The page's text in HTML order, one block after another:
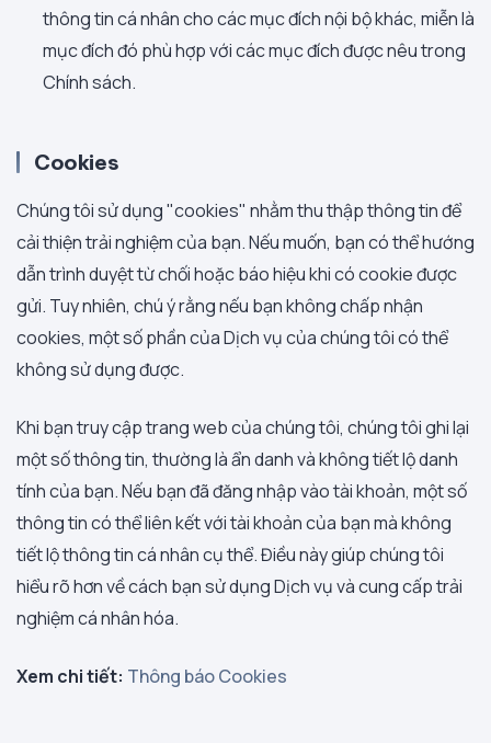
thông tin cá nhân cho các mục đích nội bộ khác, miễn là
mục đích đó phù hợp với các mục đích được nêu trong
Chính sách.
Cookies
Chúng tôi sử dụng "cookies" nhằm thu thập thông tin để
cải thiện trải nghiệm của bạn. Nếu muốn, bạn có thể hướng
dẫn trình duyệt từ chối hoặc báo hiệu khi có cookie được
gửi. Tuy nhiên, chú ý rằng nếu bạn không chấp nhận
cookies, một số phần của Dịch vụ của chúng tôi có thể
không sử dụng được.
Khi bạn truy cập trang web của chúng tôi, chúng tôi ghi lại
một số thông tin, thường là ẩn danh và không tiết lộ danh
tính của bạn. Nếu bạn đã đăng nhập vào tài khoản, một số
thông tin có thể liên kết với tài khoản của bạn mà không
tiết lộ thông tin cá nhân cụ thể. Điều này giúp chúng tôi
hiểu rõ hơn về cách bạn sử dụng Dịch vụ và cung cấp trải
nghiệm cá nhân hóa.
Xem chi tiết: Thông báo Cookies